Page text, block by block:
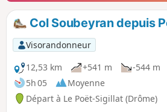
Col Soubeyran depuis
Visorandonneur
12,53 km
+541 m
-544 m
5h 05
Moyenne
Départ à Le Poët-Sigillat (Drôme)